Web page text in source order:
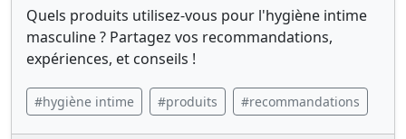
Quels produits utilisez-vous pour l'hygiène intime
masculine ? Partagez vos recommandations,
expériences, et conseils !
#hygiène intime #produits #recommandations